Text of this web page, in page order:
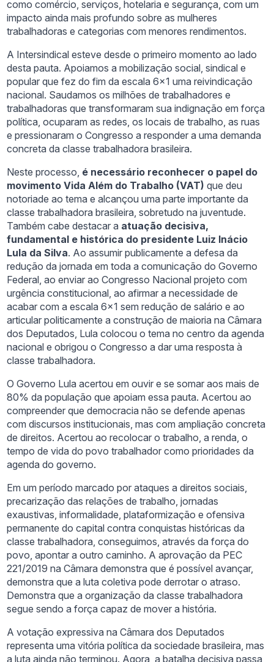
como comércio, serviços, hotelaria e segurança, com um
impacto ainda mais profundo sobre as mulheres
trabalhadoras e categorias com menores rendimentos.
A Intersindical esteve desde o primeiro momento ao lado
desta pauta. Apoiamos a mobilização social, sindical e
popular que fez do fim da escala 6×1 uma reivindicação
nacional. Saudamos os milhões de trabalhadores e
trabalhadoras que transformaram sua indignação em força
política, ocuparam as redes, os locais de trabalho, as ruas
e pressionaram o Congresso a responder a uma demanda
concreta da classe trabalhadora brasileira.
Neste processo, é necessário reconhecer o papel do
movimento Vida Além do Trabalho (VAT) que deu
notoriade ao tema e alcançou uma parte importante da
classe trabalhadora brasileira, sobretudo na juventude.
Também cabe destacar a atuação decisiva,
fundamental e histórica do presidente Luiz Inácio
Lula da Silva. Ao assumir publicamente a defesa da
redução da jornada em toda a comunicação do Governo
Federal, ao enviar ao Congresso Nacional projeto com
urgência constitucional, ao afirmar a necessidade de
acabar com a escala 6×1 sem redução de salário e ao
articular politicamente a construção de maioria na Câmara
dos Deputados, Lula colocou o tema no centro da agenda
nacional e obrigou o Congresso a dar uma resposta à
classe trabalhadora.
O Governo Lula acertou em ouvir e se somar aos mais de
80% da população que apoiam essa pauta. Acertou ao
compreender que democracia não se defende apenas
com discursos institucionais, mas com ampliação concreta
de direitos. Acertou ao recolocar o trabalho, a renda, o
tempo de vida do povo trabalhador como prioridades da
agenda do governo.
Em um período marcado por ataques a direitos sociais,
precarização das relações de trabalho, jornadas
exaustivas, informalidade, plataformização e ofensiva
permanente do capital contra conquistas históricas da
classe trabalhadora, conseguimos, através da força do
povo, apontar a outro caminho. A aprovação da PEC
221/2019 na Câmara demonstra que é possível avançar,
demonstra que a luta coletiva pode derrotar o atraso.
Demonstra que a organização da classe trabalhadora
segue sendo a força capaz de mover a história.
A votação expressiva na Câmara dos Deputados
representa uma vitória política da sociedade brasileira, mas
a luta ainda não terminou. Agora, a batalha decisiva passa